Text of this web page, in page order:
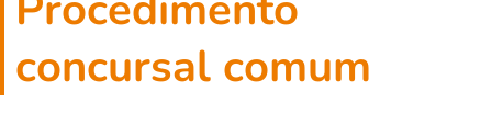
concursal comum